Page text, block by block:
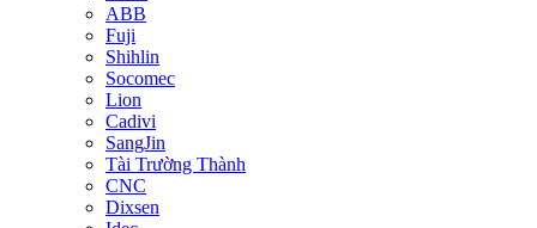
ABB
Fuji
Shihlin
Socomec
Lion
Cadivi
SangJin
Tài Trường Thành
CNC
Dixsen